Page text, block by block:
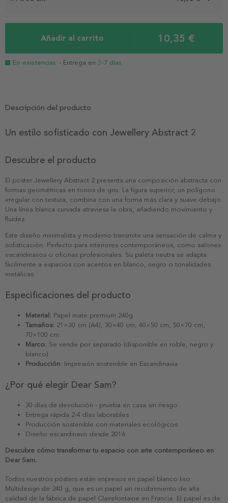
Añadir al carrito 10,35 €
En existencias - Entrega en 3-7 días
Descripción del producto
Un estilo sofisticado con Jewellery Abstract 2
Descubre el producto
El poster Jewellery Abstract 2 presenta una composición abstracta con
formas geométricas en tonos de gris. La figura superior, un polígono
irregular con textura, combina con una forma más clara y suave debajo.
Una línea blanca curvada atraviesa la obra, añadiendo movimiento y
fluidez.
Este diseño minimalista y moderno transmite una sensación de calma y
sofisticación. Perfecto para interiores contemporáneos, como salones
escandinavos o oficinas profesionales. Su paleta neutra se adapta
fácilmente a espacios con acentos en blanco, negro o tonalidades
metálicas.
Especificaciones del producto
Material: Papel mate premium 240g
Tamaños: 21×30 cm (A4), 30×40 cm, 40×50 cm, 50×70 cm,
70×100 cm
Marco: Se vende por separado (disponible en roble, negro y
blanco)
Producción: Impresión sostenible en Escandinavia
¿Por qué elegir Dear Sam?
30 días de devolución - prueba en casa sin riesgo
Entrega rápida 2-4 días laborables
Producción sostenible con materiales ecológicos
Diseño escandinavo desde 2016
Descubre cómo transformar tu espacio con arte contemporáneo en
Dear Sam.
Todos nuestros pósters están impresos en papel blanco liso
Multidesign de 240 g, que es un papel sin recubrimiento de alta
calidad de la fábrica de papel Clairefontaine en Francia. El papel es de